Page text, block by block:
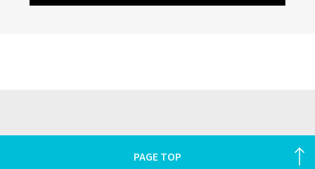
PAGE TOP